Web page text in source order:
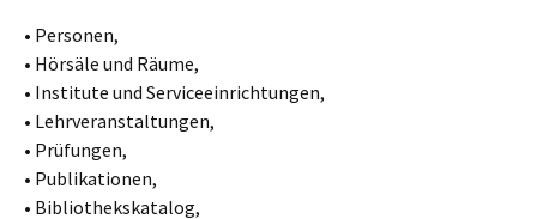
• Personen,
• Hörsäle und Räume,
• Institute und Serviceeinrichtungen,
• Lehrveranstaltungen,
• Prüfungen,
• Publikationen,
• Bibliothekskatalog,